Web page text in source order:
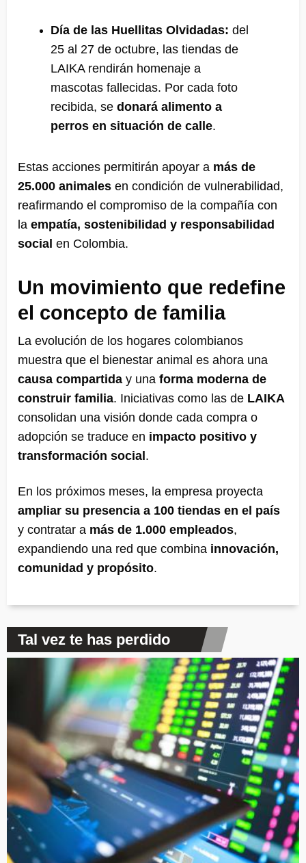
Día de las Huellitas Olvidadas: del
25 al 27 de octubre, las tiendas de
LAIKA rendirán homenaje a
mascotas fallecidas. Por cada foto
recibida, se donará alimento a
perros en situación de calle.
Estas acciones permitirán apoyar a más de
25.000 animales en condición de vulnerabilidad,
reafirmando el compromiso de la compañía con
la empatía, sostenibilidad y responsabilidad
social en Colombia.
Un movimiento que redefine
el concepto de familia
La evolución de los hogares colombianos
muestra que el bienestar animal es ahora una
causa compartida y una forma moderna de
construir familia. Iniciativas como las de LAIKA
consolidan una visión donde cada compra o
adopción se traduce en impacto positivo y
transformación social .
En los próximos meses, la empresa proyecta
ampliar su presencia a 100 tiendas en el país
y contratar a más de 1.000 empleados,
expandiendo una red que combina innovación,
comunidad y propósito.
Tal vez te has perdido